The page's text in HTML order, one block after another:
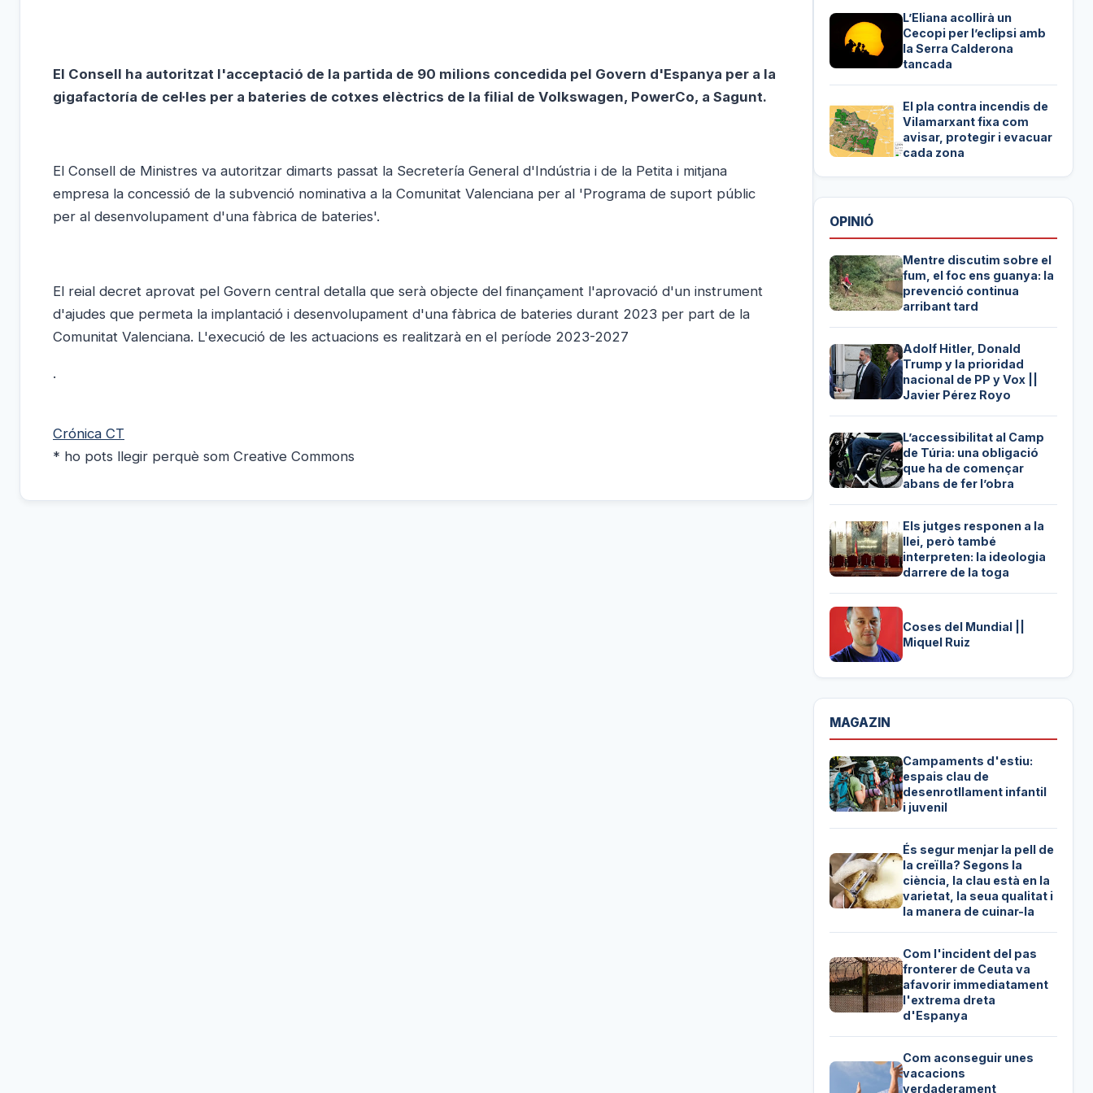
El Consell ha autoritzat l'acceptació de la partida de 90 milions concedida pel Govern d'Espanya per a la
gigafactoría de cel·les per a bateries de cotxes elèctrics de la filial de Volkswagen, PowerCo, a Sagunt.
El Consell de Ministres va autoritzar dimarts passat la Secretería General d'Indústria i de la Petita i mitjana
empresa la concessió de la subvenció nominativa a la Comunitat Valenciana per al 'Programa de suport públic
per al desenvolupament d'una fàbrica de bateries'.
El reial decret aprovat pel Govern central detalla que serà objecte del finançament l'aprovació d'un instrument
d'ajudes que permeta la implantació i desenvolupament d'una fàbrica de bateries durant 2023 per part de la
Comunitat Valenciana. L'execució de les actuacions es realitzarà en el període 2023-2027
.
Crónica CT
* ho pots llegir perquè som Creative Commons
L’Eliana acollirà un
Cecopi per l’eclipsi amb
la Serra Calderona
tancada
El pla contra incendis de
Vilamarxant fixa com
avisar, protegir i evacuar
cada zona
OPINIÓ
Mentre discutim sobre el
fum, el foc ens guanya: la
prevenció continua
arribant tard
Adolf Hitler, Donald
Trump y la prioridad
nacional de PP y Vox ||
Javier Pérez Royo
L’accessibilitat al Camp
de Túria: una obligació
que ha de començar
abans de fer l’obra
Els jutges responen a la
llei, però també
interpreten: la ideologia
darrere de la toga
Coses del Mundial ||
Miquel Ruiz
MAGAZIN
Campaments d'estiu:
espais clau de
desenrotllament infantil
i juvenil
És segur menjar la pell de
la creïlla? Segons la
ciència, la clau està en la
varietat, la seua qualitat i
la manera de cuinar-la
Com l'incident del pas
fronterer de Ceuta va
afavorir immediatament
l'extrema dreta
d'Espanya
Com aconseguir unes
vacacions
verdaderament